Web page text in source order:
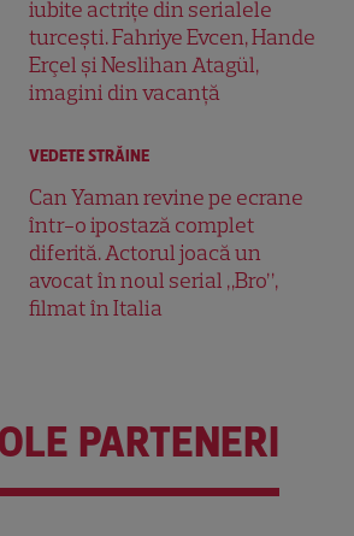
iubite actrițe din serialele
turcești. Fahriye Evcen, Hande
Erçel și Neslihan Atagül,
imagini din vacanță
VEDETE STRĂINE
Can Yaman revine pe ecrane
într-o ipostază complet
diferită. Actorul joacă un
avocat în noul serial „Bro”,
filmat în Italia
PARTENERI